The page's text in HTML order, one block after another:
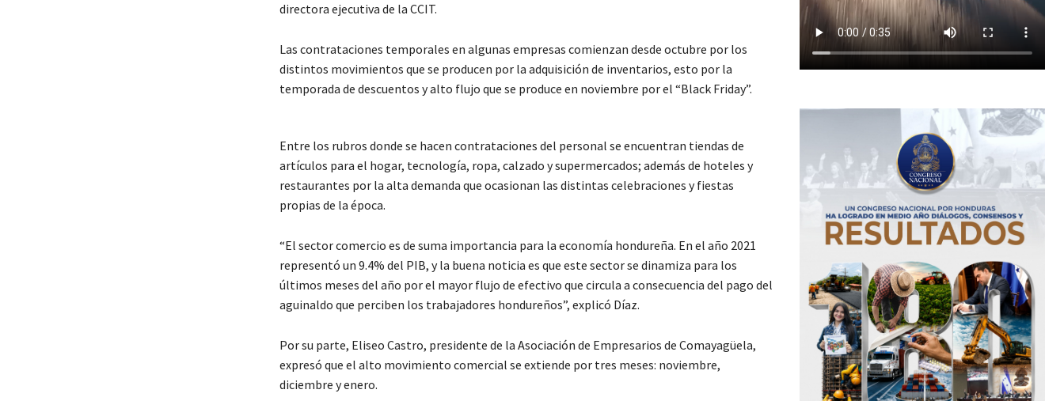
directora ejecutiva de la CCIT.
Las contrataciones temporales en algunas empresas comienzan desde octubre por los
distintos movimientos que se producen por la adquisición de inventarios, esto por la
temporada de descuentos y alto flujo que se produce en noviembre por el “Black Friday”.
Entre los rubros donde se hacen contrataciones del personal se encuentran tiendas de
artículos para el hogar, tecnología, ropa, calzado y supermercados; además de hoteles y
restaurantes por la alta demanda que ocasionan las distintas celebraciones y fiestas
propias de la época.
“El sector comercio es de suma importancia para la economía hondureña. En el año 2021
representó un 9.4% del PIB, y la buena noticia es que este sector se dinamiza para los
últimos meses del año por el mayor flujo de efectivo que circula a consecuencia del pago del
aguinaldo que perciben los trabajadores hondureños”, explicó Díaz.
Por su parte, Eliseo Castro, presidente de la Asociación de Empresarios de Comayagüela,
expresó que el alto movimiento comercial se extiende por tres meses: noviembre,
diciembre y enero.